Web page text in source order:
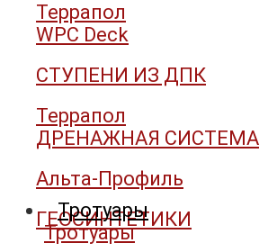
Тротуары
Тротуары
Террапол
WPC Deck
СТУПЕНИ ИЗ ДПК
Террапол
ДРЕНАЖНАЯ СИСТЕМА
Альта-Профиль
ГЕОСИНТЕТИКИ